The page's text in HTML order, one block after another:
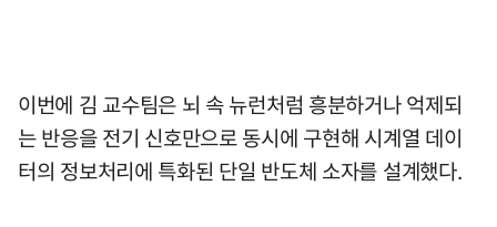
이번에 김 교수팀은 뇌 속 뉴런처럼 흥분하거나 억제되
는 반응을 전기 신호만으로 동시에 구현해 시계열 데이
터의 정보처리에 특화된 단일 반도체 소자를 설계했다.